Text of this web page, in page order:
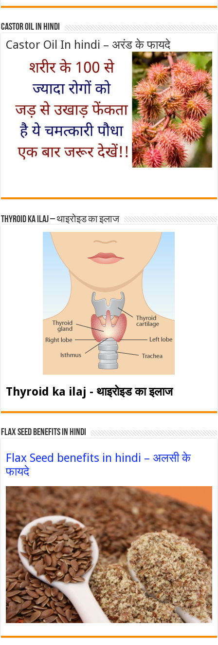
Castor Oil In Hindi
Castor Oil In hindi – अरंड के फायदे
Thyroid ka ilaj – थाइरोइड का इलाज
Thyroid ka ilaj - थाइरोइड का इलाज
Flax Seed Benefits in hindi
Flax Seed benefits in hindi – अलसी के
फायदे